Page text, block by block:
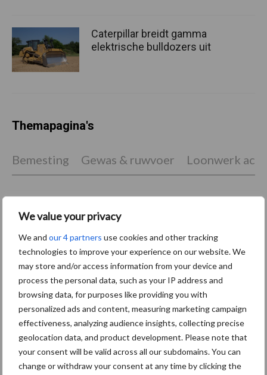
We value your privacy
We and our 4 partners use cookies and other tracking
technologies to improve your experience on our website. We
may store and/or access information from your device and
process the personal data, such as your IP address and
browsing data, for purposes like providing you with
personalized ads and content, measuring marketing campaign
effectiveness, analyzing audience insights, collecting precise
geolocation data, and product development. Please note that
your consent will be valid across all our subdomains. You can
change or withdraw your consent at any time by clicking the
Primaire
Recent nieuws Partner nieuws
Caterpillar breidt gamma
elektrische bulldozers uit
Themapagina's
Bemesting Gewas & ruwvoer Loonwerk
Balenwikkel- en
persmachines
Brandstof
Toon meer